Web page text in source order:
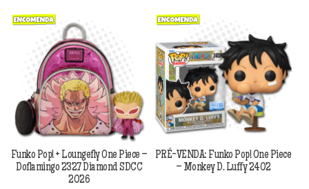
Funko Pop! + Loungefly One Piece –
Doflamingo 2327 Diamond SDCC
2026
PRÉ-VENDA: Funko Pop! One Piece
– Monkey D. Luffy 2402